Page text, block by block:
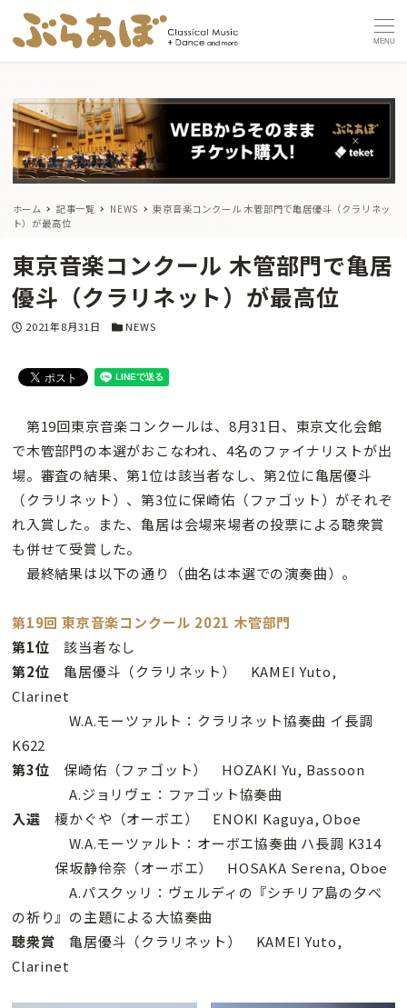
MENU
ホーム 記事一覧 NEWS
東京音楽コンクール 木管部門で亀居優斗（クラリネッ
ト）が最高位
東京音楽コンクール 木管部門で亀居
優斗（クラリネット）が最高位
投稿日
2021年8月31日 カテゴリー
NEWS
第19回東京音楽コンクールは、8月31日、東京文化会館
で木管部門の本選がおこなわれ、4名のファイナリストが出
場。審査の結果、第1位は該当者なし、第2位に亀居優斗
（クラリネット）、第3位に保崎佑（ファゴット）がそれぞ
れ入賞した。また、 亀居は会場来場者の投票による聴衆賞
も併せて受賞した。
最終結果は以下の通り（曲名は本選での演奏曲）。
第19回 東京音楽コンクール 2021 木管部門
第1位 該当者なし
第2位 亀居優斗（クラリネット） KAMEI Yuto,
Clarinet
W.A.モーツァルト：クラリネット協奏曲 イ長調
K622
第3位 保崎佑（ファゴット） HOZAKI Yu, Bassoon
A.ジョリヴェ：ファゴット協奏曲
入選 榎かぐや（オーボエ） ENOKI Kaguya, Oboe
W.A.モーツァルト：オーボエ協奏曲 ハ長調 K314
保坂静伶奈（オーボエ） HOSAKA Serena, Oboe
A.パスクッリ：ヴェルディの『シチリア島の夕べ
の祈り』の主題による大協奏曲
聴衆賞
亀居優斗（クラリネット） KAMEI Yuto,
Clarinet